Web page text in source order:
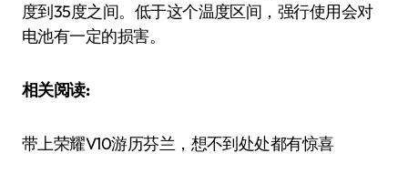
度到35度之间。低于这个温度区间，强行使用会对
电池有一定的损害。
相关阅读:
带上荣耀V10游历芬兰，想不到处处都有惊喜